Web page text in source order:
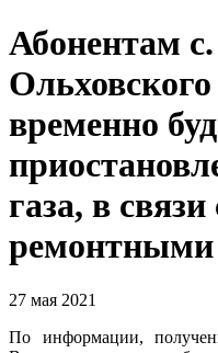
Абонентам
временно
газа, в
ремонтными
27 мая 2021
По информации,